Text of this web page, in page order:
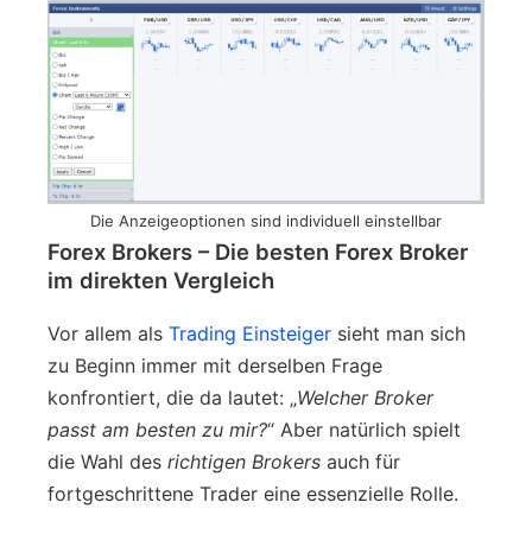
Die Anzeigeoptionen sind individuell einstellbar
Forex Brokers – Die besten Forex Broker
im direkten Vergleich
Vor allem als Trading Einsteiger sieht man sich
zu Beginn immer mit derselben Frage
konfrontiert, die da lautet: „Welcher Broker
passt am besten zu mir?“ Aber natürlich spielt
die Wahl des richtigen Brokers auch für
fortgeschrittene Trader eine essenzielle Rolle.